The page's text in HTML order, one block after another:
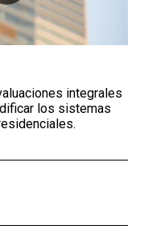
integrales
los sistemas